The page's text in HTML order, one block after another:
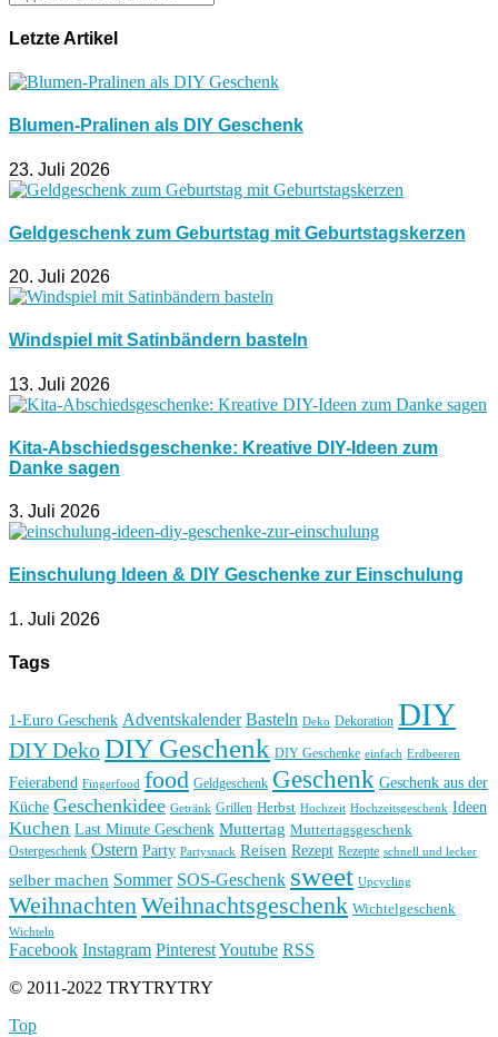
Letzte Artikel
Blumen-Pralinen als DIY Geschenk
23. Juli 2026
Geldgeschenk zum Geburtstag mit Geburtstagskerzen
20. Juli 2026
Windspiel mit Satinbändern basteln
13. Juli 2026
Kita-Abschiedsgeschenke: Kreative DIY-Ideen zum
Danke sagen
3. Juli 2026
Einschulung Ideen & DIY Geschenke zur Einschulung
1. Juli 2026
Tags
1-Euro Geschenk Adventskalender Basteln Deko Dekoration DIY
DIY DekoDIY Geschenk DIY Geschenke einfach Erdbeeren
Feierabend Fingerfood food Geldgeschenk Geschenk Geschenk aus der
Küche Geschenkidee Getränk Grillen Herbst Hochzeit Hochzeitsgeschenk Ideen
Kuchen Last Minute Geschenk Muttertag Muttertagsgeschenk
Ostergeschenk Ostern Party Partysnack Reisen Rezept Rezepte schnell und lecker
selber machen Sommer SOS-Geschenk sweet Upcycling
WeihnachtenWeihnachtsgeschenk Wichtelgeschenk
Wichteln
Facebook Instagram PinterestYoutube RSS
© 2011-2022 TRYTRYTRY
Top